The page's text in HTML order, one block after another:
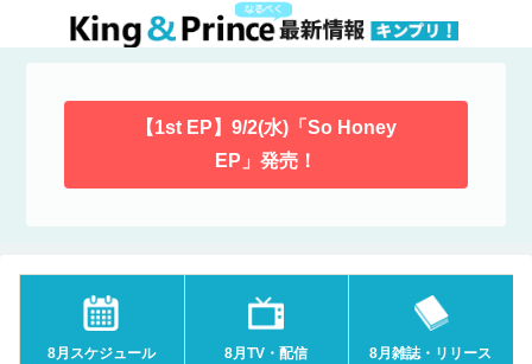
【1st EP】9/2(水)「So Honey
EP」発売！
8月スケジュール 8月TV・配信 8月雑誌・リリース